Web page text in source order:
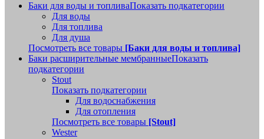
Баки для воды и топливаПоказать подкатегории
Для воды
Для топлива
Для душа
Посмотреть все товары [Баки для воды и топлива]
Баки расширительные мембранныеПоказать
подкатегории
Stout
Показать подкатегории
Для водоснабжения
Для отопления
Посмотреть все товары [Stout]
Wester